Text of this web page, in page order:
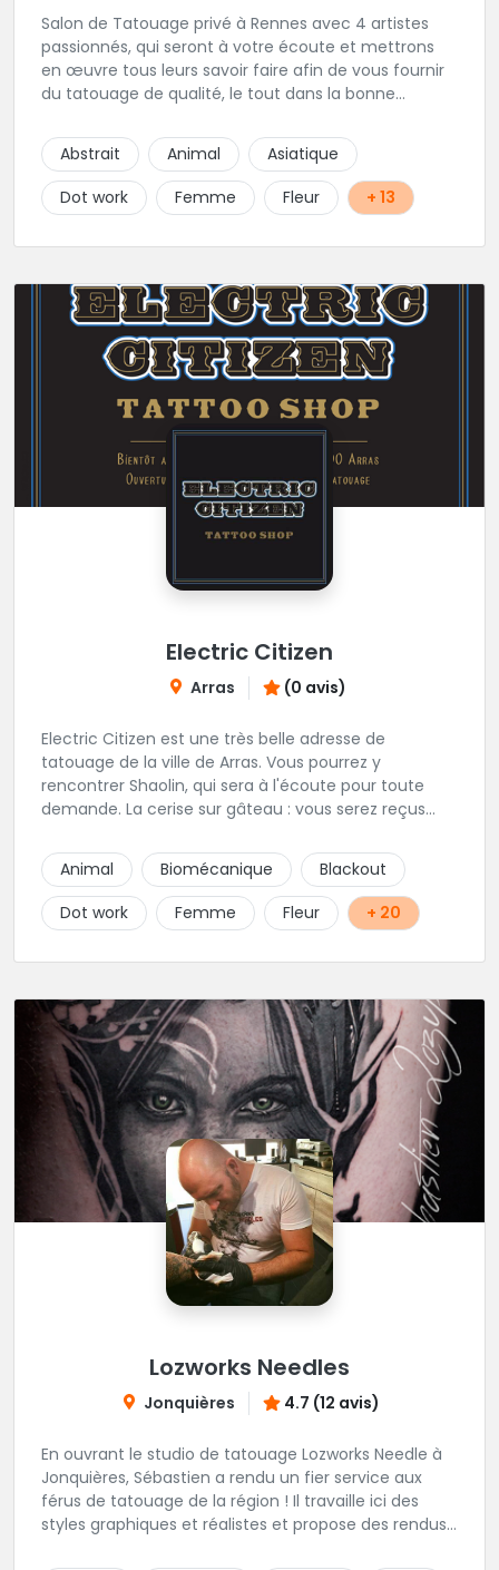
Salon de Tatouage privé à Rennes avec 4 artistes
passionnés, qui seront à votre écoute et mettrons
en œuvre tous leurs savoir faire afin de vous fournir
du tatouage de qualité, le tout dans la bonne
Abstrait
Animal
Asiatique
Dot work
Femme Fleur + 13
Electric Citizen
Arras (0 avis)
Electric Citizen est une très belle adresse de
tatouage de la ville de Arras. Vous pourrez y
rencontrer Shaolin, qui sera à l'écoute pour toute
demande. La cerise sur gâteau : vous serez reçus
conviviale. N'hésitez à vous rendre au studio pour
que l'équipe vous aiguille dans votre projet.
Animal Biomécanique
Blackout
Dot work
Femme Fleur + 20
Lozworks Needles
Jonquières 4.7 (12 avis)
En ouvrant le studio de tatouage Lozworks Needle à
Jonquières, Sébastien a rendu un fier service aux
férus de tatouage de la région ! Il travaille ici des
styles graphiques et réalistes et propose des rendus